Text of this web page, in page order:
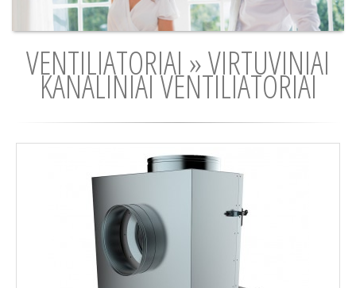
VENTILIATORIAI » VIRTUVINIAI
KANALINIAI VENTILIATORIAI